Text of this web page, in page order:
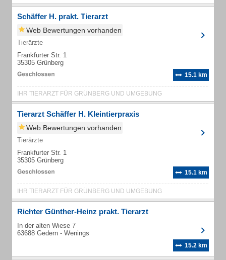
Schäffer H. prakt. Tierarzt
Web Bewertungen vorhanden
Tierärzte
Frankfurter Str. 1
35305 Grünberg
15.1 km
IHR TIERARZT FÜR GRÜNBERG UND UMGEBUNG
Tierarzt Schäffer H. Kleintierpraxis
Web Bewertungen vorhanden
Tierärzte
Frankfurter Str. 1
35305 Grünberg
15.1 km
IHR TIERARZT FÜR GRÜNBERG UND UMGEBUNG
Richter Günther-Heinz prakt. Tierarzt
In der alten Wiese 7
63688 Gedern - Wenings
15.2 km